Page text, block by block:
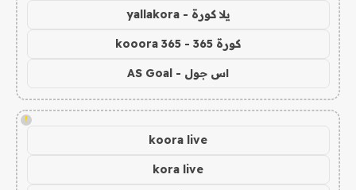
يلا كورة - yallakora
كورة 365 - kooora 365
اس جول - AS Goal
!
koora live
kora live